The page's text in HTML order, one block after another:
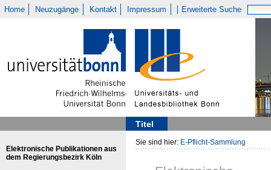
Home Neuzugänge Kontakt Impressum Erweiterte Suche
Titel
Elektronische Publikationen aus
dem Regierungsbezirk Köln
Sie sind hier: E-Pflicht-Sammlung